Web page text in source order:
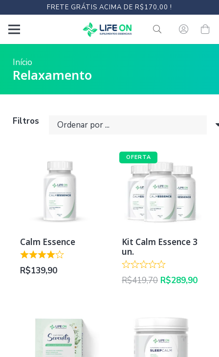
FRETE GRÁTIS ACIMA DE R$170,00 !
Início
Relaxamento
Filtros
Calm Essence
R$139,90
OFERTA
Kit Calm Essence 3
un.
R$419,70 O
era:
R$419,70.
R$289,90O